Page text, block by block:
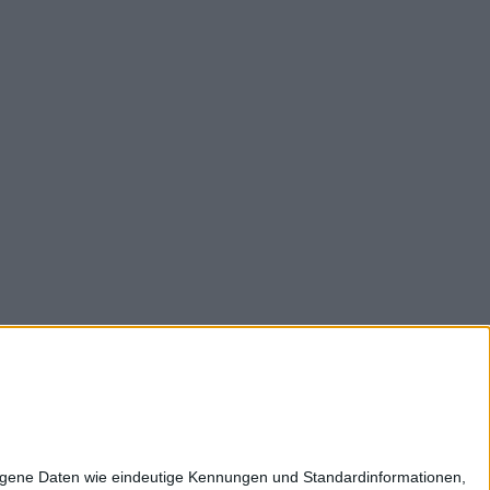
Daten wie eindeutige Kennungen und Standardinformationen,